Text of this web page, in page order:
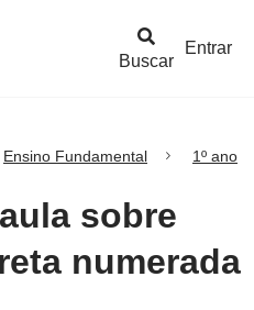
Buscar
Entrar
Ensino Fundamental 1º ano
sobre
numerada